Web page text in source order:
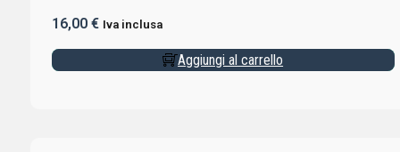
16,00 € Iva inclusa
Aggiungi al carrello